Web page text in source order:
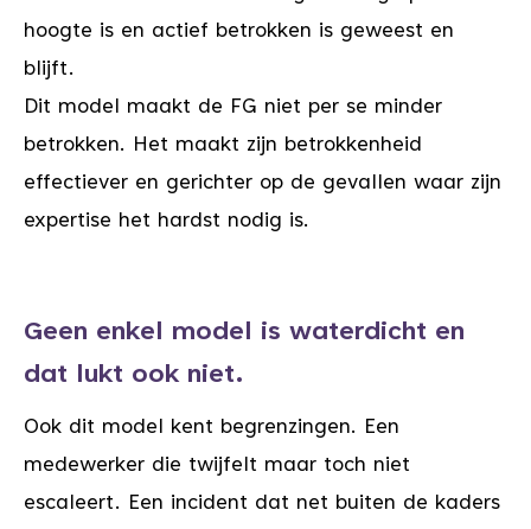
hoogte is en actief betrokken is geweest en
blijft.
Dit model maakt de FG niet per se minder
betrokken. Het maakt zijn betrokkenheid
effectiever en gerichter op de gevallen waar zijn
expertise het hardst nodig is.
Geen enkel model is waterdicht en
dat lukt ook niet.
Ook dit model kent begrenzingen. Een
medewerker die twijfelt maar toch niet
escaleert. Een incident dat net buiten de kaders